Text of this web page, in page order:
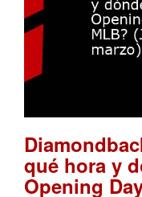
qué hora y
Opening